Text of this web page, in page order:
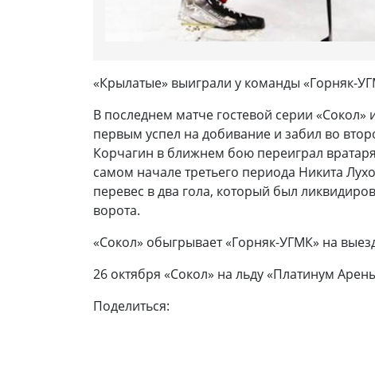
«Крылатые» выиграли у команды «Горняк-
В последнем матче гостевой серии
первым успел на добивание и забил во
Корчагин в ближнем бою переиграл
самом начале третьего периода Никита
перевес в два гола, который был
ворота.
«Сокол» обыгрывает «Горняк-УГМК» на
26 октября «Сокол» на льду «Платинум
Поделиться: